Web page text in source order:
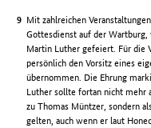
Mit zahlreichen
Gottesdienst auf der
Martin Luther gefeiert. Für die
persönlich den Vorsitz eines
übernommen. Die Ehrung
Luther sollte fortan nicht mehr
zu Thomas Müntzer, sondern
gelten, auch wenn er laut